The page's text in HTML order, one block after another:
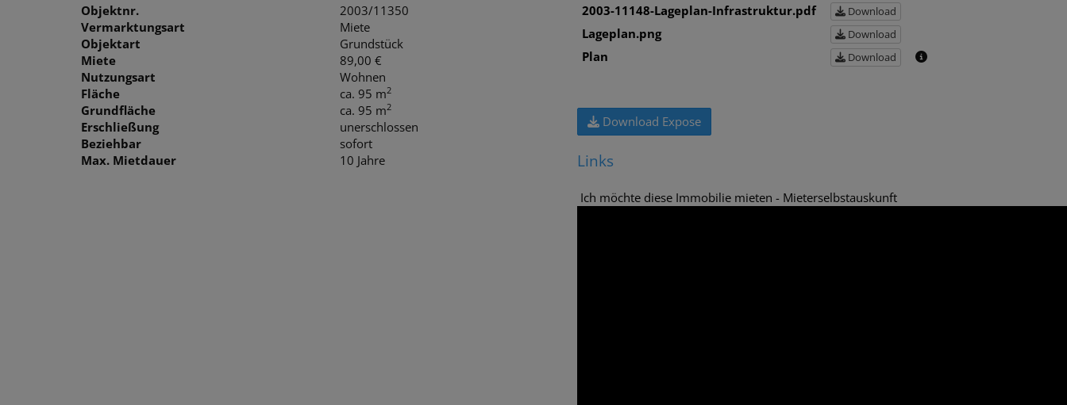
Objektnr.
2003/11350
Vermarktungsart
Miete
Objektart
Grundstück
Miete
89,00 €
Nutzungsart
Wohnen
Fläche
ca. 95 m2
Grundfläche ca. 95 m2
Erschließung
unerschlossen
Beziehbar
sofort
Max. Mietdauer
10 Jahre
2003-11148-Lageplan-Infrastruktur.pdf Download
Lageplan.png Download
Plan Download
Download Expose
Links
Ich möchte diese Immobilie mieten - Mieterselbstauskunft